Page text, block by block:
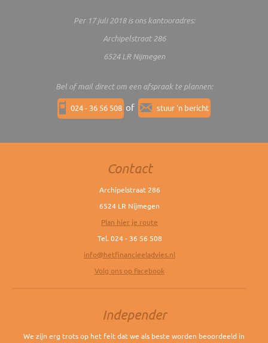
Per 17 juli 2018 is ons kantooradres:
Archipelstraat 286
6524 LR Nijmegen
Bel of mail direct om een afspraak te plannen:
024 - 36 56 508 of stuur 'n bericht
Contact
Archipelstraat 286
6524 LR Nijmegen
Plan hier je route
Tel. 024 - 36 56 508
info@hetfinancieeladvies.nl
Volg ons op Facebook
Independer
We zijn erg trots op het feit dat we als beste worden beoordeeld in